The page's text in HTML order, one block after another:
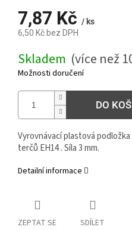
7,87 Kč / ks
6,50 Kč bez DPH
cena:
Skladem (více než
Možnosti doručení
DO
Vyrovnávací plastová
terčů EH14 . Síla 3 mm.
Detailní informace
ZEPTAT SE SDÍLET